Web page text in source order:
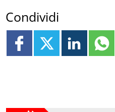
Condividi